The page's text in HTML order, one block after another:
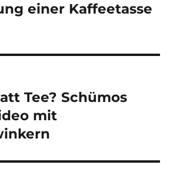
einer Kaffeetasse
Tee? Schümos
mit